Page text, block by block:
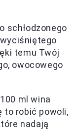
schłodzonego
temu Twój
owocowego
ml wina
to robić powoli,
nadają